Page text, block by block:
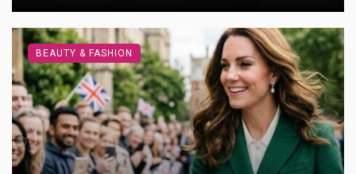
BEAUTY & FASHION